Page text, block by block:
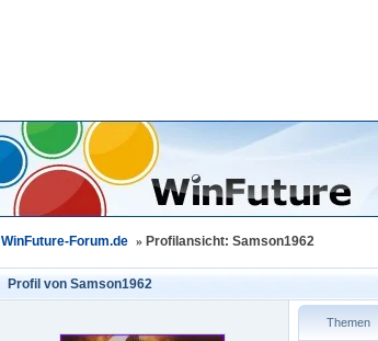
WinFuture-Forum.de » Profilansicht: Samson1962
Profil von Samson1962
Themen